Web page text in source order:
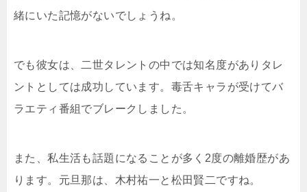
緒にいた記憶がないでしょうね。
でも彼女は、二世タレントの中では知名度がありタレ
ントとしては成功しています。毒舌キャラが受けてバ
ラエティ番組でブレークしました。
また、私生活も話題になることが多く2度の離婚歴があ
ります。元旦那は、木村祐一と松田賢二ですね。